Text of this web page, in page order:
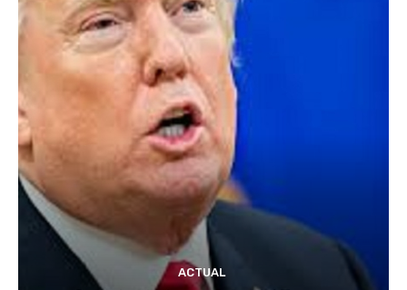
ACTUAL